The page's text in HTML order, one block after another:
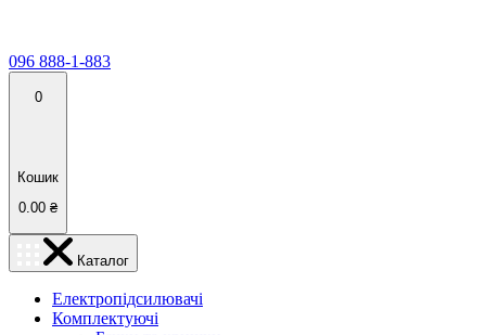
096 888-1-883
0
Кошик
0.00 ₴
Каталог
Електропідсилювачі
Комплектуючі